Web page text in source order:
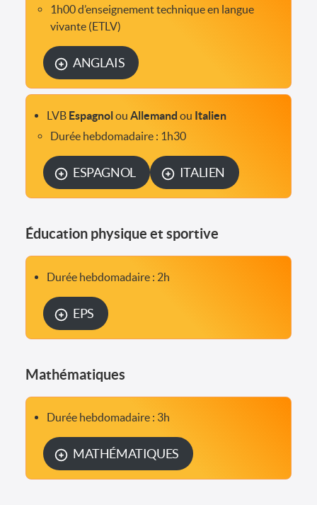
1h00 d’enseignement technique en langue
vivante (ETLV)
ANGLAIS
LVB Espagnolou Allemand ou Italien
Durée hebdomadaire : 1h30
ESPAGNOL ITALIEN
Éducation physique et sportive
Durée hebdomadaire : 2h
EPS
Mathématiques
Durée hebdomadaire : 3h
MATHÉMATIQUES